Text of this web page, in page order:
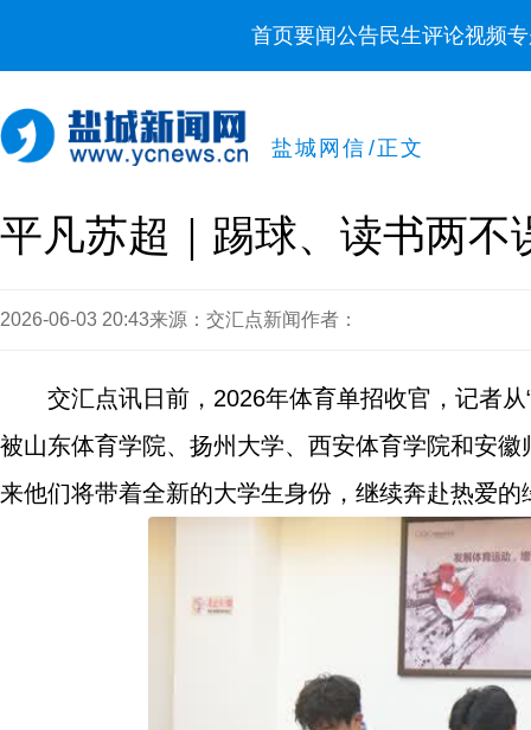
首页要闻公告民生评论视频
盐城网信 /正文
平凡苏超｜踢球、读书两
2026-06-03 20:43来源：交汇点新闻作者：
交汇点讯日前，2026年体育单招收官，记者
被山东体育学院、扬州大学、西安体育学院和安
来他们将带着全新的大学生身份，继续奔赴热爱